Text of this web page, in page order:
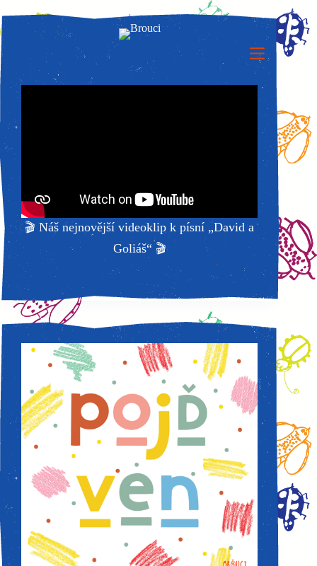
to
content
🎬 Náš nejnovější videoklip k písní „David a
Goliáš“ 🎬